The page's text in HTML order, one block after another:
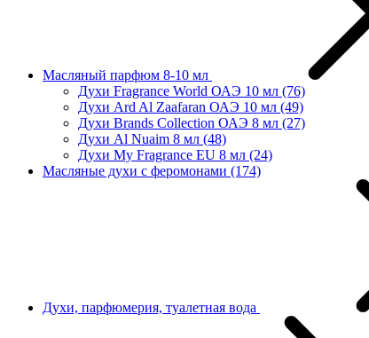
Масляный парфюм 8-10 мл
Духи Fragrance World ОАЭ 10 мл (76)
Духи Ard Al Zaafaran ОАЭ 10 мл (49)
Духи Brands Collection ОАЭ 8 мл (27)
Духи Al Nuaim 8 мл (48)
Духи My Fragrance EU 8 мл (24)
Масляные духи с феромонами (174)
Духи, парфюмерия, туалетная вода